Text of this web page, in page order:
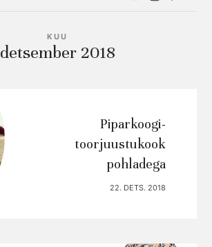
KUU
detsember 2018
Piparkoogi-
toorjuustukook
pohladega
22. DETS. 2018